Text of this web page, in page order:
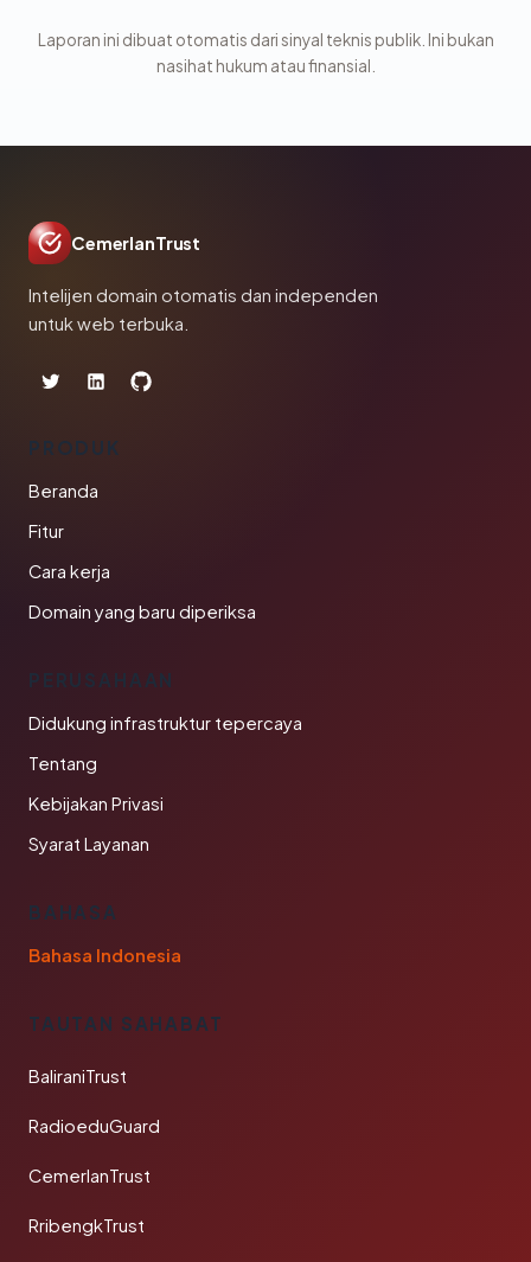
Laporan ini dibuat otomatis dari sinyal teknis publik. Ini bukan
nasihat hukum atau finansial.
CemerlanTrust
Intelijen domain otomatis dan independen
untuk web terbuka.
PRODUK
Beranda
Fitur
Cara kerja
Domain yang baru diperiksa
PERUSAHAAN
Didukung infrastruktur tepercaya
Tentang
Kebijakan Privasi
Syarat Layanan
BAHASA
Bahasa Indonesia
TAUTAN SAHABAT
BaliraniTrust
RadioeduGuard
CemerlanTrust
RribengkTrust